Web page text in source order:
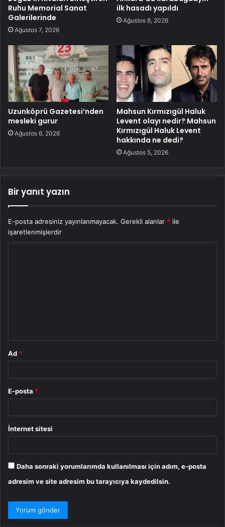
Ruhu Memorial Sanat
Galerilerinde
Ağustos 7, 2026
ilk hasadı yapıldı
Ağustos 6, 2026
Uzunköprü Gazetesi’nden
mesleki gurur
Ağustos 6, 2026
Mahsun Kırmızıgül Haluk
Levent olayı nedir? Mahsun
Kırmızıgül Haluk Levent
hakkında ne dedi?
Ağustos 5, 2026
Bir yanıt yazın
E-posta adresiniz yayınlanmayacak. Gerekli alanlar * ile
işaretlenmişlerdir
Ad *
E-posta *
İnternet sitesi
Daha sonraki yorumlarımda kullanılması için adım, e-posta
adresim ve site adresim bu tarayıcıya kaydedilsin.